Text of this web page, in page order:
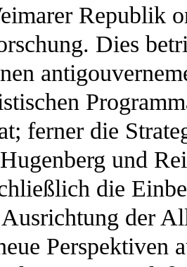
Republik
Dies
ferner die
und
die
der
Perspektiven